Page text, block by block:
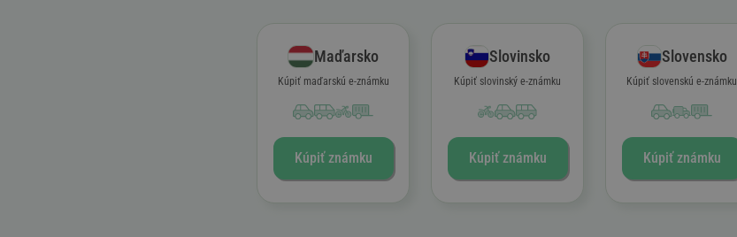
Maďarsko
Kúpiť maďarskú e-známku
Kúpiť známku
Slovinsko
Kúpiť slovinský e-známku
Kúpiť známku
Slovensko
Kúpiť slovenskú e-známku
Kúpiť známku